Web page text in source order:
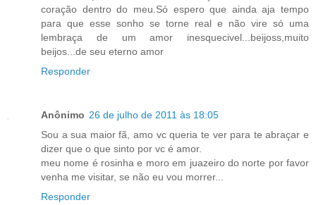
coração dentro do meu.Só espero que ainda aja tempo
para que esse sonho se torne real e não vire só uma
lembraça de um amor inesquecivel...beijoss,muito
beijos...de seu eterno amor
Responder
Anônimo 26 de julho de 2011 às 18:05
Sou a sua maior fã, amo vc queria te ver para te abraçar e
dizer que o que sinto por vc é amor.
meu nome é rosinha e moro em juazeiro do norte por favor
venha me visitar, se não eu vou morrer...
Responder